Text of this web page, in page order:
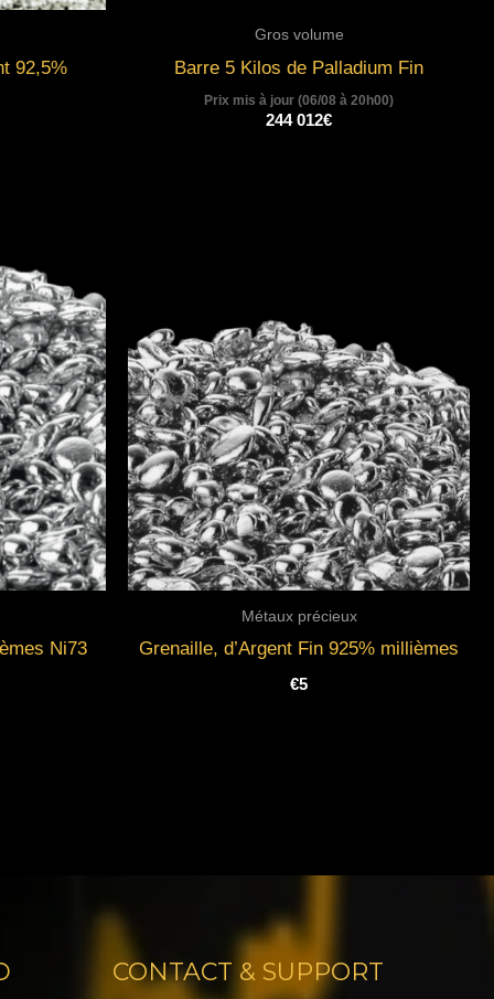
92,5%
Gros volume
Barre 5 Kilos de Palladium Fin
Prix mis à jour (06/08 à 20h00)
244 012€
Ni73
Métaux précieux
Grenaille, d’Argent Fin 925% millièmes
€5
CONTACT & SUPPORT